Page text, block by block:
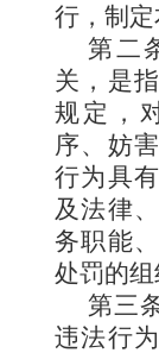
行，制定
第
关，是
规定，
序、妨
行为具
及法律
务职能
处罚的组
第三
违法行